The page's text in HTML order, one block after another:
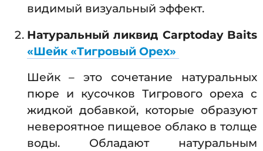
видимый визуальный эффект.
Натуральный ликвид Carptoday Baits
«Шейк «Тигровый Орех»
Шейк – это сочетание натуральных
пюре и кусочков Тигрового ореха с
жидкой добавкой, которые образуют
невероятное пищевое облако в толще
воды. Обладают натуральным